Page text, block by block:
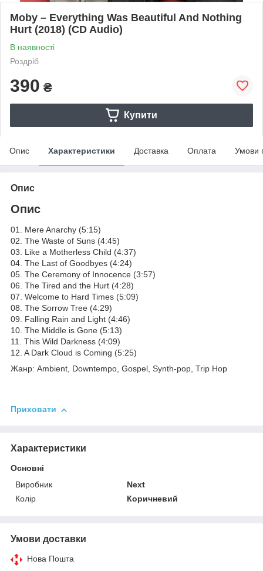
Moby – Everything Was Beautiful And Nothing
Hurt (2018) (CD Audio)
В наявності
Роздріб
390 ₴
Купити
Опис Характеристики Доставка Оплата Умови
Опис
Опис
01. Mere Anarchy (5:15)
02. The Waste of Suns (4:45)
03. Like a Motherless Child (4:37)
04. The Last of Goodbyes (4:24)
05. The Ceremony of Innocence (3:57)
06. The Tired and the Hurt (4:28)
07. Welcome to Hard Times (5:09)
08. The Sorrow Tree (4:29)
09. Falling Rain and Light (4:46)
10. The Middle is Gone (5:13)
11. This Wild Darkness (4:09)
12. A Dark Cloud is Coming (5:25)
Жанр: Ambient, Downtempo, Gospel, Synth-pop, Trip Hop
Приховати
Характеристики
Основні
Виробник
Next
Колір
Коричневий
Умови доставки
Нова Пошта